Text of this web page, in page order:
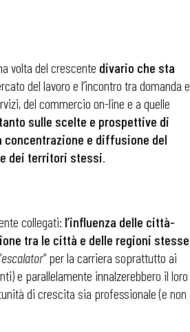
volta del crescente divario che sta
del lavoro e l’incontro tra domanda e
del commercio on-line e a quelle
tanto sulle scelte e prospettive di
concentrazione e diffusione del
dei territori stessi.
collegati: l’influenza delle città-
tra le città e delle regioni stesse
escalator” per la carriera soprattutto ai
e parallelamente innalzerebbero il loro
di crescita sia professionale (e non